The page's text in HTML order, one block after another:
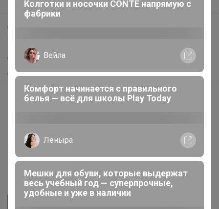
Поддержка альпак
Самое выгодное
Хиты продаж
Самое желанное
Самое быстрое
Начать зарабатывать с 24-ok
Пульс нашего маркетплейса
Укорачиватель ссылок
Колготки и носочки CONTE напрямую с
фабрики
Вейла
Комфорт начинается с правильного
белья — всё для школы Play Today
Леныра
Мешки для обуви, которые выдержат
весь учебный год — суперпрочные,
удобные и уже в наличии